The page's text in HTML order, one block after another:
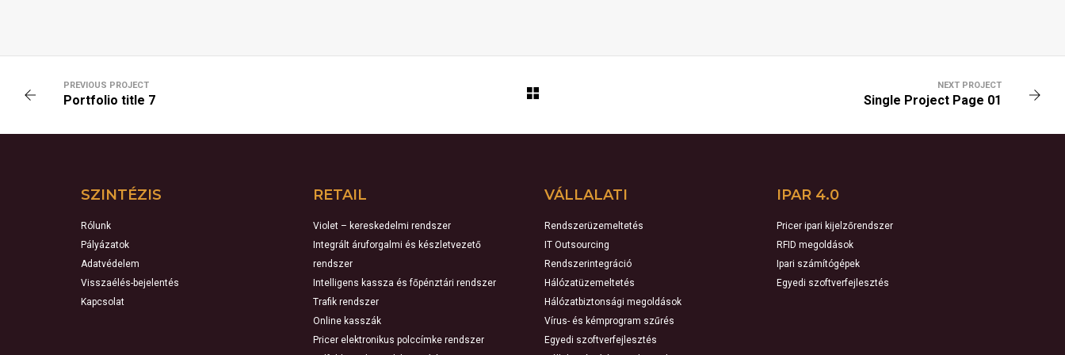
PREVIOUS PROJECT
Portfolio title 7
NEXT PROJECT
Single Project Page 01
SZINTÉZIS
Rólunk
Pályázatok
Adatvédelem
Visszaélés-bejelentés
Kapcsolat
RETAIL
Violet – kereskedelmi rendszer
Integrált áruforgalmi és készletvezető
rendszer
Intelligens kassza és főpénztári rendszer
Trafik rendszer
Online kasszák
Pricer elektronikus polccímke rendszer
VÁLLALATI
Rendszerüzemeltetés
IT Outsourcing
Rendszerintegráció
Hálózatüzemeltetés
Hálózatbiztonsági megoldások
Vírus- és kémprogram szűrés
Egyedi szoftverfejlesztés
IPAR 4.0
Pricer ipari kijelzőrendszer
RFID megoldások
Ipari számítógépek
Egyedi szoftverfejlesztés